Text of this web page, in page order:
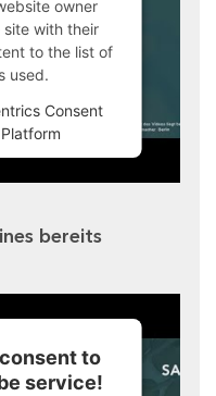
owner
with their
to the list of
used.
Consent
bereits
to
service!